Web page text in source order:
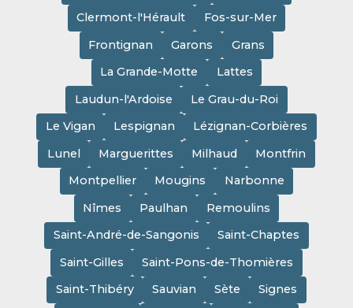
Clermont-l'Hérault
Fos-sur-Mer
Frontignan
Garons
Grans
La Grande-Motte
Lattes
Laudun-l'Ardoise
Le Grau-du-Roi
Le Vigan
Lespignan
Lézignan-Corbières
Lunel
Marguerittes Milhaud
Montfrin
Montpellier
Mougins
Narbonne
Nîmes
Paulhan
Remoulins
Saint-André-de-Sangonis
Saint-Chaptes
Saint-Gilles
Saint-Pons-de-Thomières
Saint-Thibéry
Sauvian Sète
Signes